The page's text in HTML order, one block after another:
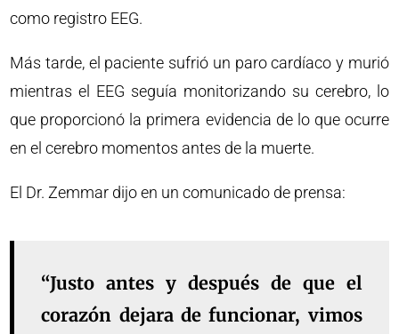
como registro EEG.
Más tarde, el paciente sufrió un paro cardíaco y murió
mientras el EEG seguía monitorizando su cerebro, lo
que proporcionó la primera evidencia de lo que ocurre
en el cerebro momentos antes de la muerte.
El Dr. Zemmar dijo en un comunicado de prensa:
“Justo antes y después de que el
corazón dejara de funcionar, vimos